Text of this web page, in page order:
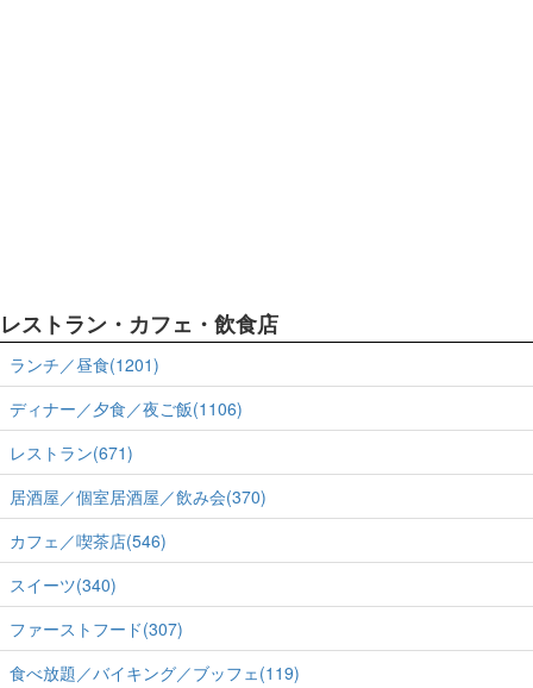
レストラン・カフェ・飲食店
ランチ／昼食(1201)
ディナー／夕食／夜ご飯(1106)
レストラン(671)
居酒屋／個室居酒屋／飲み会(370)
カフェ／喫茶店(546)
スイーツ(340)
ファーストフード(307)
食べ放題／バイキング／ブッフェ(119)